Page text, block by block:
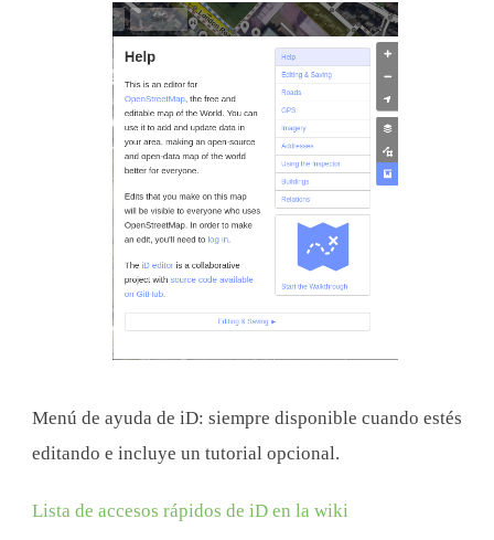
Menú de ayuda de iD: siempre disponible cuando estés
editando e incluye un tutorial opcional.
Lista de accesos rápidos de iD en la wiki